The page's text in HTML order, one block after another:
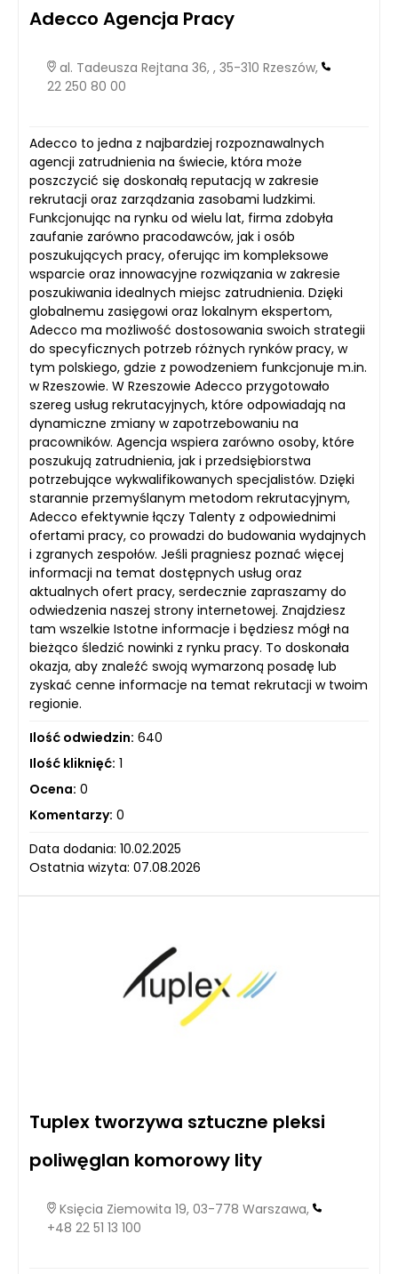
Adecco Agencja Pracy
al. Tadeusza Rejtana 36, , 35-310 Rzeszów,
22 250 80 00
Adecco to jedna z najbardziej rozpoznawalnych
agencji zatrudnienia na świecie, która może
poszczycić się doskonałą reputacją w zakresie
rekrutacji oraz zarządzania zasobami ludzkimi.
Funkcjonując na rynku od wielu lat, firma zdobyła
zaufanie zarówno pracodawców, jak i osób
poszukujących pracy, oferując im kompleksowe
wsparcie oraz innowacyjne rozwiązania w zakresie
poszukiwania idealnych miejsc zatrudnienia. Dzięki
globalnemu zasięgowi oraz lokalnym ekspertom,
Adecco ma możliwość dostosowania swoich strategii
do specyficznych potrzeb różnych rynków pracy, w
tym polskiego, gdzie z powodzeniem funkcjonuje m.in.
w Rzeszowie. W Rzeszowie Adecco przygotowało
szereg usług rekrutacyjnych, które odpowiadają na
dynamiczne zmiany w zapotrzebowaniu na
pracowników. Agencja wspiera zarówno osoby, które
poszukują zatrudnienia, jak i przedsiębiorstwa
potrzebujące wykwalifikowanych specjalistów. Dzięki
starannie przemyślanym metodom rekrutacyjnym,
Adecco efektywnie łączy Talenty z odpowiednimi
ofertami pracy, co prowadzi do budowania wydajnych
i zgranych zespołów. Jeśli pragniesz poznać więcej
informacji na temat dostępnych usług oraz
aktualnych ofert pracy, serdecznie zapraszamy do
odwiedzenia naszej strony internetowej. Znajdziesz
tam wszelkie Istotne informacje i będziesz mógł na
bieżąco śledzić nowinki z rynku pracy. To doskonała
okazja, aby znaleźć swoją wymarzoną posadę lub
zyskać cenne informacje na temat rekrutacji w twoim
regionie.
Ilość odwiedzin: 640
Ilość kliknięć: 1
Ocena: 0
Komentarzy: 0
Data dodania: 10.02.2025
Ostatnia wizyta: 07.08.2026
Tuplex tworzywa sztuczne pleksi
poliwęglan komorowy lity
Księcia Ziemowita 19, 03-778 Warszawa,
+48 22 51 13 100